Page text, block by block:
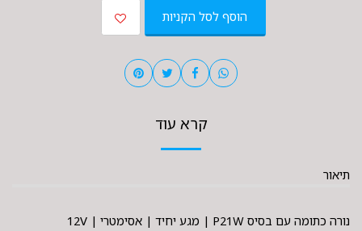
הוסף לסל הקניות
קרא עוד
תיאור
נורה כתומה עם בסיס P21W | מגע יחיד | אסימטרי | 12V